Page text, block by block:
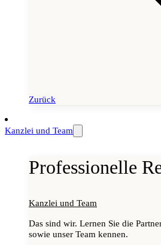
Zurück
Kanzlei und Team
Professionelle
Kanzlei und Team
Das sind wir. Lernen Sie die
sowie unser Team kennen.